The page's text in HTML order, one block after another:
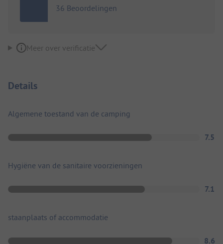
36 Beoordelingen
Meer over verificatie
Details
Algemene toestand van de camping
7.5
Hygiëne van de sanitaire voorzieningen
7.1
staanplaats of accommodatie
8.6